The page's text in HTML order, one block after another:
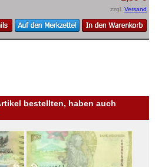
zzgl. Versand
bestellten, haben auch